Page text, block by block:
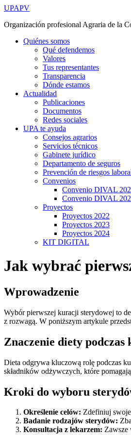
Ir
contenido
UPAPV
Organización profesional Agraria de la
Quiénes somos
Qué defendemos
Valores
Tus representantes
Transparencia
Dónde estamos
Actualidad
Publicaciones
Documentos
Redes sociales
UPA te ayuda
Consejos agrarios
Servicios técnicos
Gabinete jurídico
Departamento de seguros
Prevención de riesgos
Convenios
Convenio DIVAL
Convenio DIVAL
Proyectos
Proyectos 2022
Proyectos 2023
Proyectos 2024
KIT DIGITAL
Jak wybrać
Wprowadzenie
Wybór pierwszej kuracji sterydowej to
z rozwagą. W poniższym artykule
Znaczenie diety podczas
Dieta odgrywa kluczową rolę podczas
składników odżywczych, które
Kroki do wyboru
Określenie celów: Zdefiniuj
Badanie rodzajów sterydów:
Konsultacja z lekarzem: Zawsze